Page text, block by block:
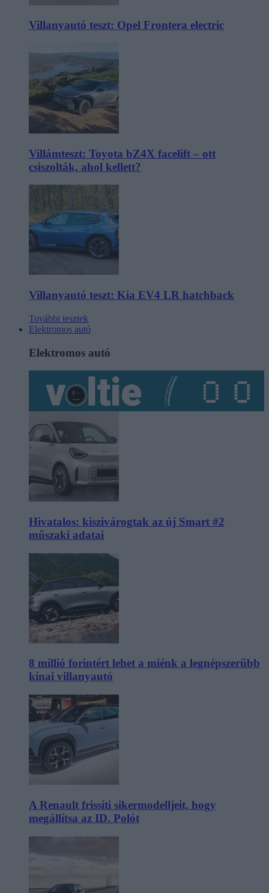
Villanyautó teszt: Opel Frontera electric
Villámteszt: Toyota bZ4X facelift – ott
csiszolták, ahol kellett?
Villanyautó teszt: Kia EV4 LR hatchback
További tesztek
Elektromos autó
Elektromos autó
Hivatalos: kiszivárogtak az új Smart #2
műszaki adatai
8 millió forintért lehet a miénk a legnépszerűbb
kínai villanyautó
A Renault frissíti sikermodelljeit, hogy
megállítsa az ID. Polót